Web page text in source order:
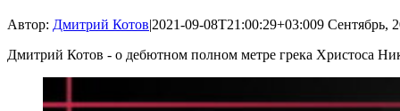
Автор: Дмитрий Котов|2021-09-08T21:00:29+03:009 Сентябрь,
Дмитрий Котов - о дебютном полном метре грека Христоса